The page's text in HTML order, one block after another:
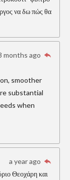
να δω πώς θα
months ago
smoother
substantial
when
a year ago
Θεοχάρη και